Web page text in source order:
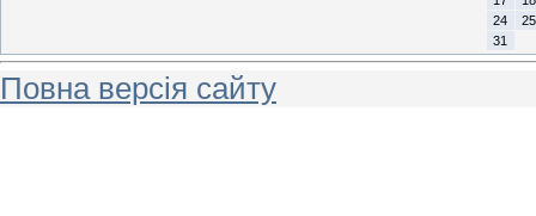
24
25
31
Повна версія сайту